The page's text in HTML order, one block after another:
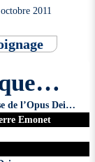
2011
de l’Opus Dei…
Emonet